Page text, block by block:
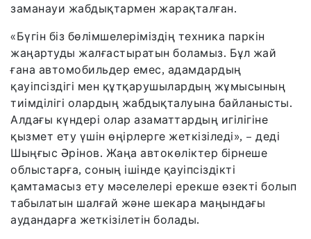
заманауи жабдықтармен жарақталған.
«Бүгін біз бөлімшелеріміздің техника паркін
жаңартуды жалғастыратын боламыз. Бұл жай
ғана автомобильдер емес, адамдардың
қауіпсіздігі мен құтқарушылардың жұмысының
тиімділігі олардың жабдықталуына байланысты.
Алдағы күндері олар азаматтардың игілігіне
қызмет ету үшін өңірлерге жеткізіледі», – деді
Шыңғыс Әрінов. Жаңа автокөліктер бірнеше
облыстарға, соның ішінде қауіпсіздікті
қамтамасыз ету мәселелері ерекше өзекті болып
табылатын шалғай және шекара маңындағы
аудандарға жеткізілетін болады.